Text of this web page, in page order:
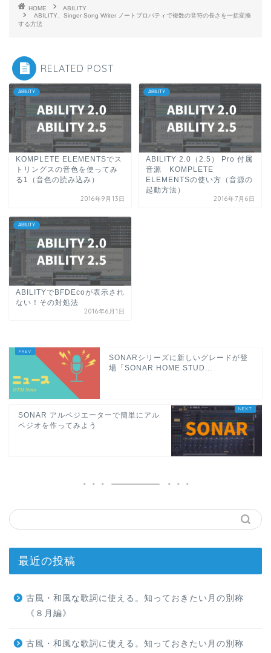
HOME
ABILITY
ABILITY、Singer Song Writer ノートプロパティで複数の音符の長さを一括変換
する方法
RELATED POST
ABILITY
KOMPLETE ELEMENTSでス
トリングスの音色を使ってみ
る1（音色の読み込み）
2016年9月13日
ABILITY
ABILITY 2.0（2.5） Pro 付属
音源 KOMPLETE
ELEMENTSの使い方（音源の
起動方法）
2016年7月6日
ABILITY
ABILITYでBFDEcoが表示され
ない！その対処法
2016年6月1日
SONARシリーズに新しいグレードが登
場「SONAR HOME STUD...
SONAR アルペジエーターで簡単にアル
ペジオを作ってみよう
最近の投稿
古風・和風な歌詞に使える。知っておきたい月の別称
《８月編》
古風・和風な歌詞に使える。知っておきたい月の別称